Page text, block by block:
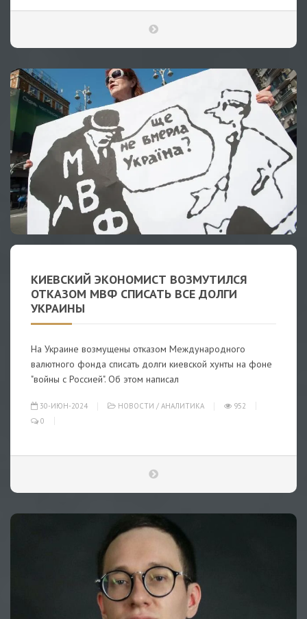
КИЕВСКИЙ ЭКОНОМИСТ ВОЗМУТИЛСЯ
ОТКАЗОМ МВФ СПИСАТЬ ВСЕ ДОЛГИ
УКРАИНЫ
На Украине возмущены отказом Международного
валютного фонда списать долги киевской хунты на фоне
"войны с Россией". Об этом написал
30-ИЮН-2024 НОВОСТИ / АНАЛИТИКА
952
0